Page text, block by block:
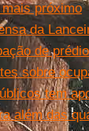
próximo
da
de
sobre
tem
além das